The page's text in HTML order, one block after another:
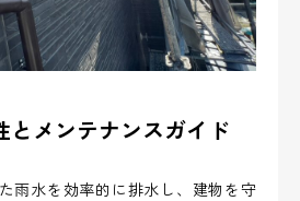
とメンテナンスガイド
雨水を効率的に排水し、建物を守
ログ